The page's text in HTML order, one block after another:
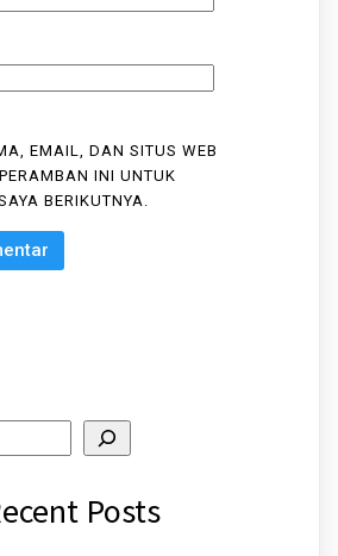
EMAIL, DAN SITUS WEB
INI UNTUK
BERIKUTNYA.
Posts